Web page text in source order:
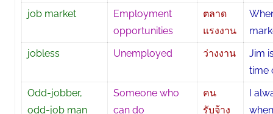
job market
Employment
opportunities
ตลาด
แรงงาน
jobless
Unemployed ว่างงาน
Jim
time
Odd-jobber,
odd-job man
Someone who
can do
คน
รับจ้าง
I